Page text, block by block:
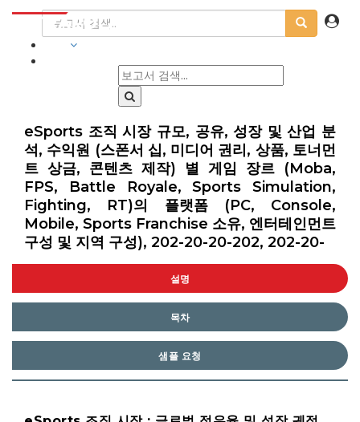
eSports 조직 시장 규모, 공유, 성장 및 산업 분
석, 수익원 (스폰서 십, 미디어 권리, 상품, 토너먼
트 상금, 콘텐츠 제작) 별 게임 장르 (Moba,
FPS, Battle Royale, Sports Simulation,
Fighting, RT)의 플랫폼 (PC, Console,
Mobile, Sports Franchise 소유, 엔터테인먼트
구성 및 지역 구성), 202-20-20-202, 202-20-
설명
목차
샘플 요청